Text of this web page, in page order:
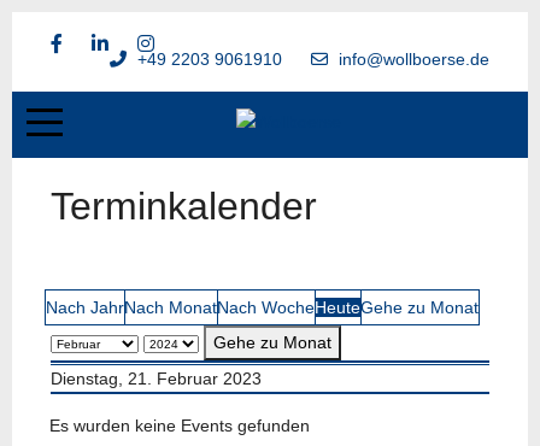
+49 2203 9061910 info@wollboerse.de
Terminkalender
Nach JahrNach MonatNach WocheHeuteGehe zu Monat
Gehe zu Monat
Dienstag, 21. Februar 2023
Es wurden keine Events gefunden